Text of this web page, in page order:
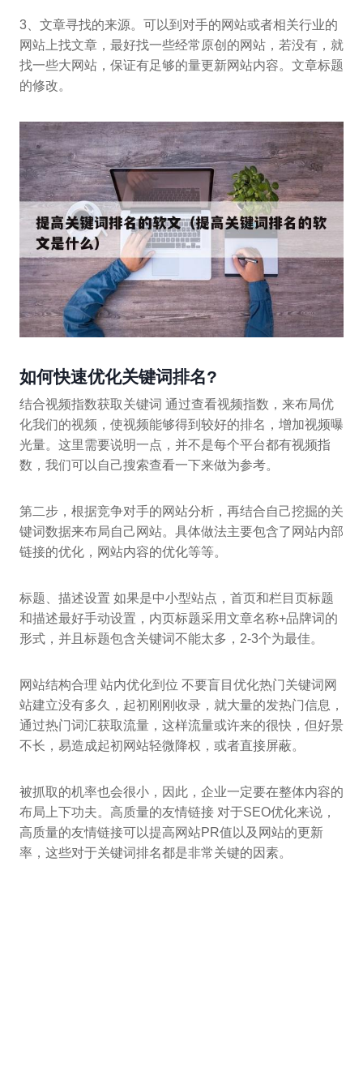
3、文章寻找的来源。可以到对手的网站或者相关行业的
网站上找文章，最好找一些经常原创的网站，若没有，就
找一些大网站，保证有足够的量更新网站内容。文章标题
的修改。
如何快速优化关键词排名?
结合视频指数获取关键词 通过查看视频指数，来布局优
化我们的视频，使视频能够得到较好的排名，增加视频曝
光量。这里需要说明一点，并不是每个平台都有视频指
数，我们可以自己搜索查看一下来做为参考。
第二步，根据竞争对手的网站分析，再结合自己挖掘的关
键词数据来布局自己网站。具体做法主要包含了网站内部
链接的优化，网站内容的优化等等。
标题、描述设置 如果是中小型站点，首页和栏目页标题
和描述最好手动设置，内页标题采用文章名称+品牌词的
形式，并且标题包含关键词不能太多，2-3个为最佳。
网站结构合理 站内优化到位 不要盲目优化热门关键词网
站建立没有多久，起初刚刚收录，就大量的发热门信息，
通过热门词汇获取流量，这样流量或许来的很快，但好景
不长，易造成起初网站轻微降权，或者直接屏蔽。
被抓取的机率也会很小，因此，企业一定要在整体内容的
布局上下功夫。高质量的友情链接 对于SEO优化来说，
高质量的友情链接可以提高网站PR值以及网站的更新
率，这些对于关键词排名都是非常关键的因素。